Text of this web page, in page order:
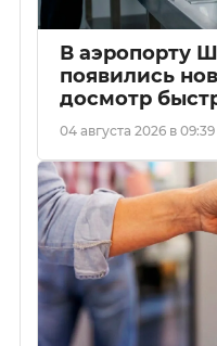
В аэропорту
появились
досмотр
04 августа 2026 в 09:39